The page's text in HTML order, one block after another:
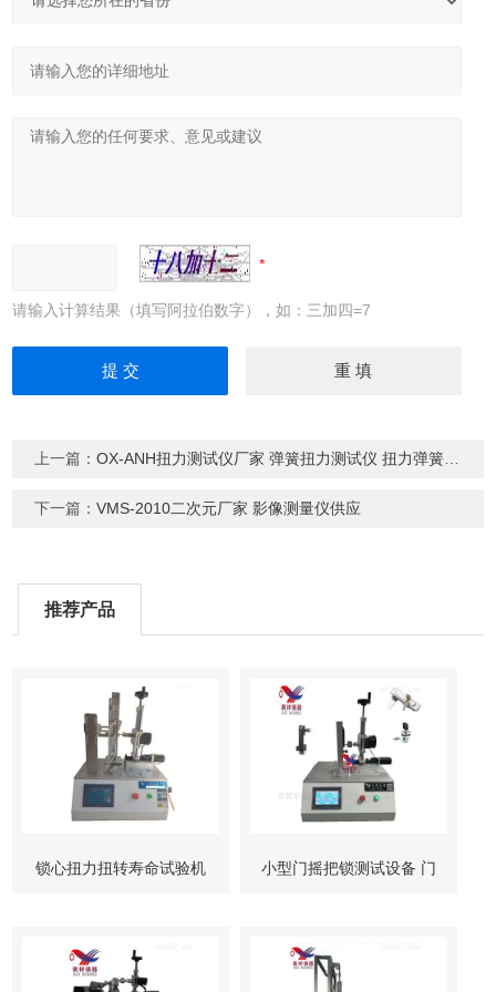
请输入计算结果（填写阿拉伯数字），如：三加四=7
上一篇：OX-ANH扭力测试仪厂家 弹簧扭力测试仪 扭力弹簧测试仪 弹簧测试仪价格
下一篇：VMS-2010二次元厂家 影像测量仪供应
推荐产品
锁心扭力扭转寿命试验机 小型门摇把锁测试设备 门